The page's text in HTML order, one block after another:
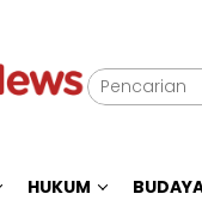
HUKUM